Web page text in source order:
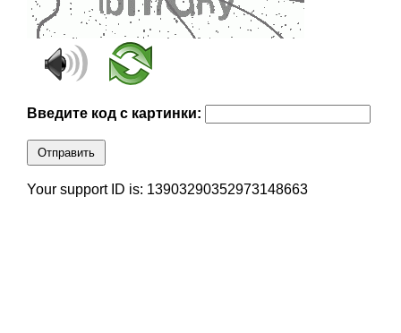
Введите код с картинки:
Отправить
Your support ID is: 13903290352973148663